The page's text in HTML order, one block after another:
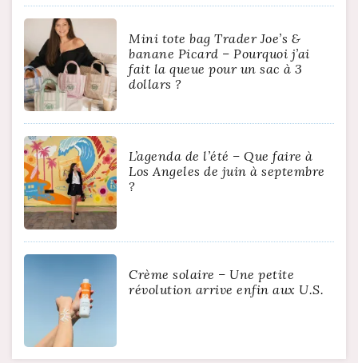
Mini tote bag Trader Joe’s &
banane Picard – Pourquoi j’ai
fait la queue pour un sac à 3
dollars ?
L’agenda de l’été – Que faire à
Los Angeles de juin à septembre
?
Crème solaire – Une petite
révolution arrive enfin aux U.S.